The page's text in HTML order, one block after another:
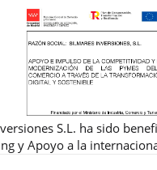
S.L. ha sido
y Apoyo a la